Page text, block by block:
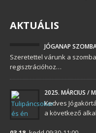
AKTUÁLIS
JÓGANAP
Szeretettel várunk a
regisztrációhoz…
2025. MÁRCIUS /
Kedves
a következő